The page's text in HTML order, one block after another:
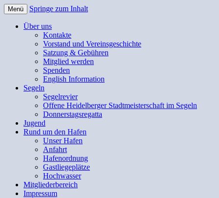
Segler-Vereinigung Heidelberg
1932 e.V. (SVH)
Menü Springe zum Inhalt
Über uns
Kontakte
Vorstand und Vereinsgeschichte
Satzung & Gebühren
Mitglied werden
Spenden
English Information
Segeln
Segelrevier
Offene Heidelberger Stadtmeisterschaft im Segeln
Donnerstagsregatta
Jugend
Rund um den Hafen
Unser Hafen
Anfahrt
Hafenordnung
Gastliegeplätze
Hochwasser
Mitgliederbereich
Impressum